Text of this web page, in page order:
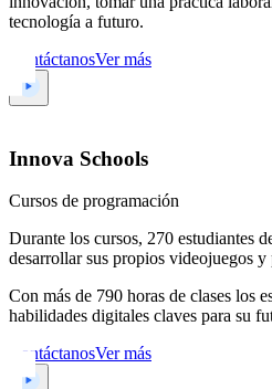
tecnología a futuro.
ContáctanosVer más
Innova Schools
Cursos de programación
Durante los cursos, 270 estudiantes
desarrollar sus propios videojuegos y
Con más de 790 horas de clases los
habilidades digitales claves para su
ContáctanosVer más